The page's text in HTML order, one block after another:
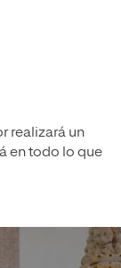
realizará un
en todo lo que